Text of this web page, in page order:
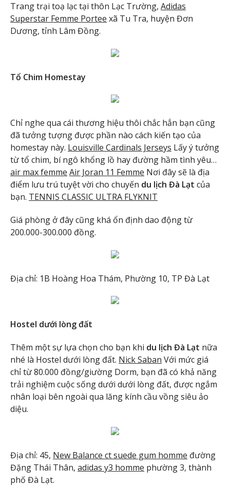
Trang trại toạ lạc tại thôn Lạc Trường, Adidas
Superstar Femme Portee xã Tu Tra, huyện Đơn
Dương, tỉnh Lâm Đồng.
Tổ Chim Homestay
Chỉ nghe qua cái thương hiệu thôi chắc hẳn bạn cũng
đã tưởng tượng được phần nào cách kiến tạo của
homestay này. Louisville Cardinals Jerseys Lấy ý tưởng
từ tổ chim, bí ngô khổng lồ hay đường hầm tình yêu…
air max femme Air Joran 11 Femme Nơi đây sẽ là địa
điểm lưu trú tuyệt vời cho chuyến du lịch Đà Lạt của
bạn. TENNIS CLASSIC ULTRA FLYKNIT
Giá phòng ở đây cũng khá ổn định dao động từ
200.000-300.000 đồng.
Địa chỉ: 1B Hoàng Hoa Thám, Phường 10, TP Đà Lạt
Hostel dưới lòng đất
Thêm một sự lựa chọn cho bạn khi du lịch Đà Lạt nữa
nhé là Hostel dưới lòng đất. Nick Saban Với mức giá
chỉ từ 80.000 đồng/giường Dorm, bạn đã có khả năng
trải nghiệm cuộc sống dưới dưới lòng đất, được ngắm
nhân loại bên ngoài qua lăng kính cầu vồng siêu ảo
diệu.
Địa chỉ: 45, New Balance ct suede gum homme đường
Đặng Thái Thân, adidas y3 homme phường 3, thành
phố Đà Lạt.